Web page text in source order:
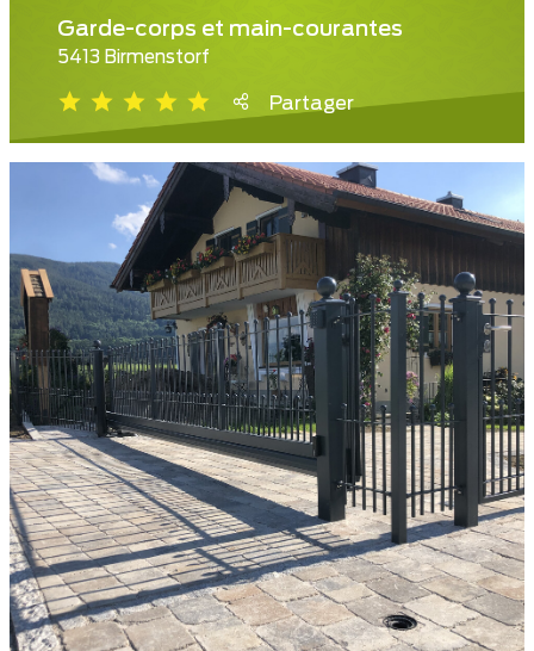
Garde-corps et main-courantes
5413 Birmenstorf
Partager